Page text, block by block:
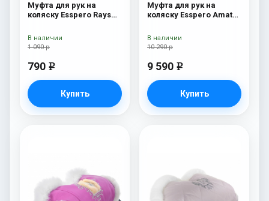
Муфта для рук на
коляску Esspero Rays
1 090 р
790 e
Купить
В наличии
Муфта для рук на
коляску Esspero Amato
10 290 р
9 590 e
Купить
В наличии